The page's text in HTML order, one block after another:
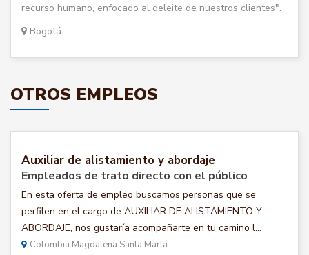
recurso humano, enfocado al deleite de nuestros clientes".
Bogotá
OTROS EMPLEOS
Auxiliar de alistamiento y abordaje
Empleados de trato directo con el público
En esta oferta de empleo buscamos personas que se
perfilen en el cargo de AUXILIAR DE ALISTAMIENTO Y
ABORDAJE, nos gustaría acompañarte en tu camino l...
Colombia Magdalena Santa Marta